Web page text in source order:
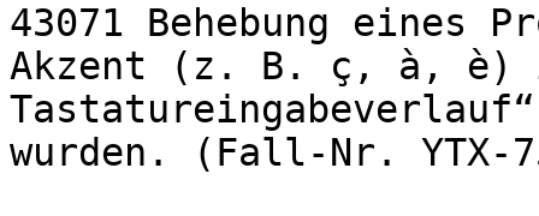
43071 Behebung eines
Akzent (z. B. ç, à, è)
wurden. (Fall-Nr. YTX-